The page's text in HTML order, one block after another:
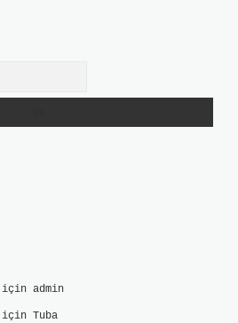
için admin
için Tuba